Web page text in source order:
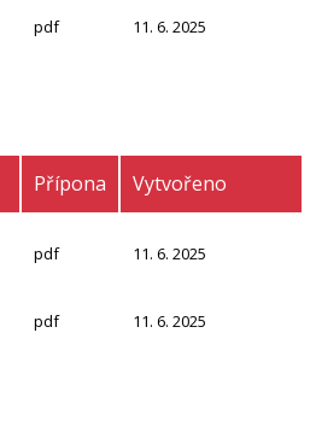
pdf 11. 6. 2025
Přípona Vytvořeno
pdf 11. 6. 2025
pdf 11. 6. 2025